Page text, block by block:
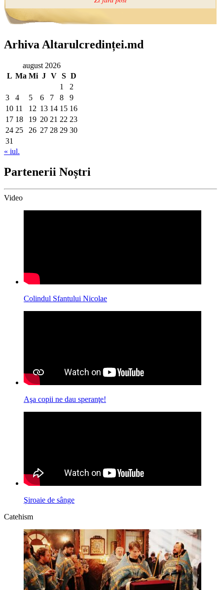
Arhiva Altarulcredinței.md
august 2026
L Ma Mi J V S D
1
2
3
4 5 6 7 8
9
10 11 12 13 14 15 16
17 18 19 20 21 22 23
24 25 26 27 28 29 30
31
« iul.
Partenerii Noștri
Video
Colindul Sfantului Nicolae
Aşa copii ne dau speranţe!
Şiroaie de sânge
Catehism